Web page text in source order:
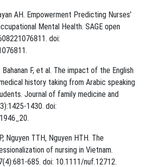
AH. Empowerment Predicting Nurses’
Mental Health. SAGE open
doi:
Bahanan F, et al. The impact of the English
history taking from Arabic speaking
Journal of family medicine and
1430. doi:
Nguyen TTH, Nguyen HTH. The
of nursing in Vietnam.
685. doi: 10.1111/nuf.12712.